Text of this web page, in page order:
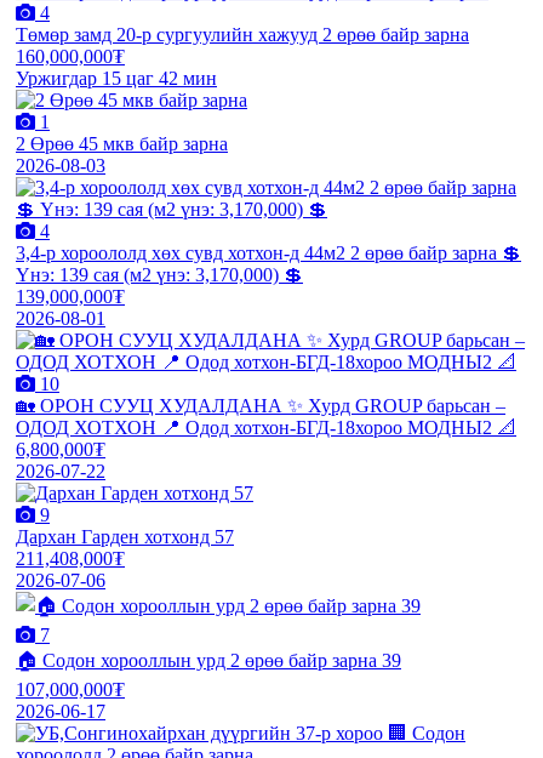
4
Төмөр замд 20-р сургуулийн хажууд 2 өрөө байр зарна
160,000,000₮
Уржигдар 15 цаг 42 мин
1
2 Өрөө 45 мкв байр зарна
2026-08-03
4
3,4-р хороололд хөх сувд хотхон-д 44м2 2 өрөө байр зарна 💲
Үнэ: 139 сая (м2 үнэ: 3,170,000) 💲
139,000,000₮
2026-08-01
10
🏡 ОРОН СУУЦ ХУДАЛДАНА ✨ Хурд GROUP барьсан –
ОДОД ХОТХОН 📍 Одод хотхон-БГД-18хороо МОДНЫ2 📐
6,800,000₮
2026-07-22
9
Дархан Гарден хотхонд 57
211,408,000₮
2026-07-06
7
🏠 Содон хорооллын урд 2 өрөө байр зарна 39
107,000,000₮
2026-06-17